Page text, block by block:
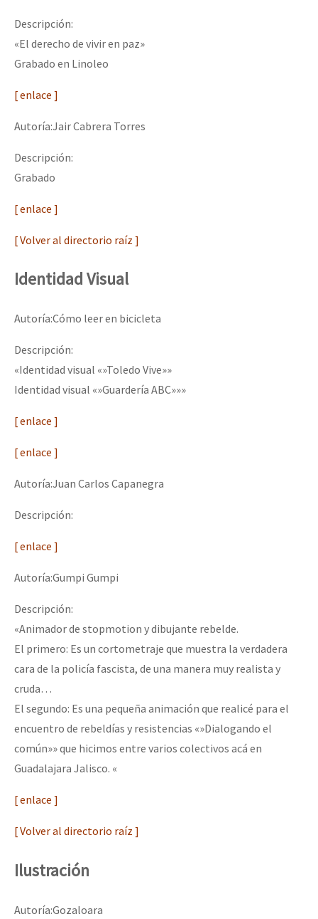
Descripción:
«El derecho de vivir en paz»
Grabado en Linoleo
[ enlace ]
Autoría:Jair Cabrera Torres
Descripción:
Grabado
[ enlace ]
[ Volver al directorio raíz ]
Identidad Visual
Autoría:Cómo leer en bicicleta
Descripción:
«Identidad visual «»Toledo Vive»»
Identidad visual «»Guardería ABC»»»
[ enlace ]
[ enlace ]
Autoría:Juan Carlos Capanegra
Descripción:
[ enlace ]
Autoría:Gumpi Gumpi
Descripción:
«Animador de stopmotion y dibujante rebelde.
El primero: Es un cortometraje que muestra la verdadera
cara de la policía fascista, de una manera muy realista y
cruda…
El segundo: Es una pequeña animación que realicé para el
encuentro de rebeldías y resistencias «»Dialogando el
común»» que hicimos entre varios colectivos acá en
Guadalajara Jalisco. «
[ enlace ]
[ Volver al directorio raíz ]
Ilustración
Autoría:Gozaloara